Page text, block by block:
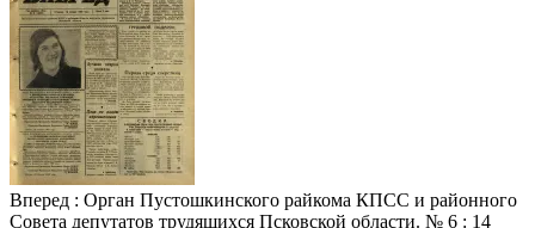
Вперед : Орган Пустошкинского райкома КПСС и районного
Совета депутатов трудящихся Псковской области. № 6 : 14